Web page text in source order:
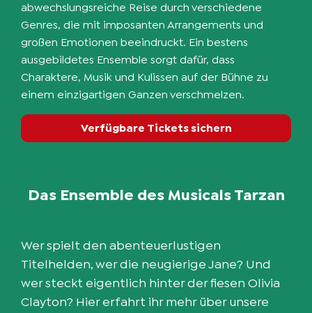
abwechslungsreiche Reise durch verschiedene
Genres, die mit imposanten Arrangements und
großen Emotionen beeindruckt. Ein bestens
ausgebildetes Ensemble sorgt dafür, dass
Charaktere, Musik und Kulissen auf der Bühne zu
einem einzigartigen Ganzen verschmelzen.
Verfügbare Tickets sichern
Das Ensemble des Musicals Tarzan
Wer spielt den abenteuerlustigen
Titelhelden, wer die neugierige Jane? Und
wer steckt eigentlich hinter der fiesen Olivia
Clayton? Hier erfahrt ihr mehr über unsere